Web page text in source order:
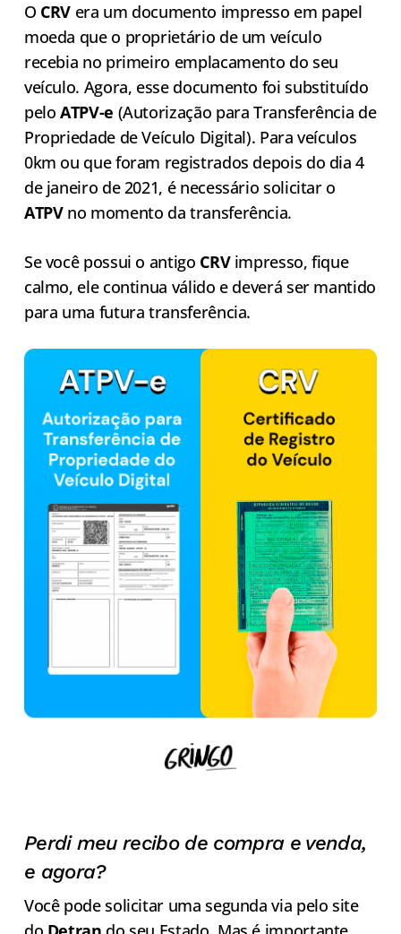
O CRV era um documento impresso em papel
moeda que o proprietário de um veículo
recebia no primeiro emplacamento do seu
veículo. Agora, esse documento foi substituído
peloATPV-e (Autorização para Transferência de
Propriedade de Veículo Digital). Para veículos
0km ou que foram registrados depois do dia 4
de janeiro de 2021, é necessário solicitar o
ATPVno momento da transferência.
Se você possui o antigo CRVimpresso, fique
calmo, ele continua válido e deverá ser mantido
para uma futura transferência.
Perdi meu recibo de compra e venda,
e agora?
Você pode solicitar uma segunda via pelo site